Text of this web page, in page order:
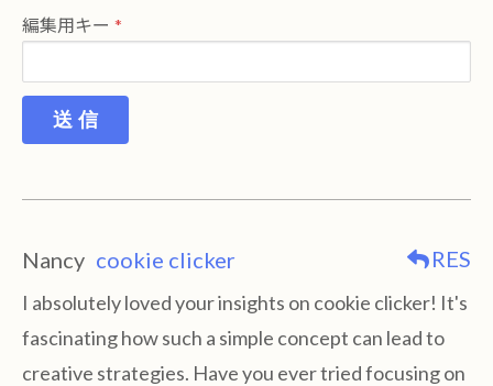
編集用キー
送 信
Nancy cookie clicker RES
I absolutely loved your insights on cookie clicker! It's
fascinating how such a simple concept can lead to
creative strategies. Have you ever tried focusing on